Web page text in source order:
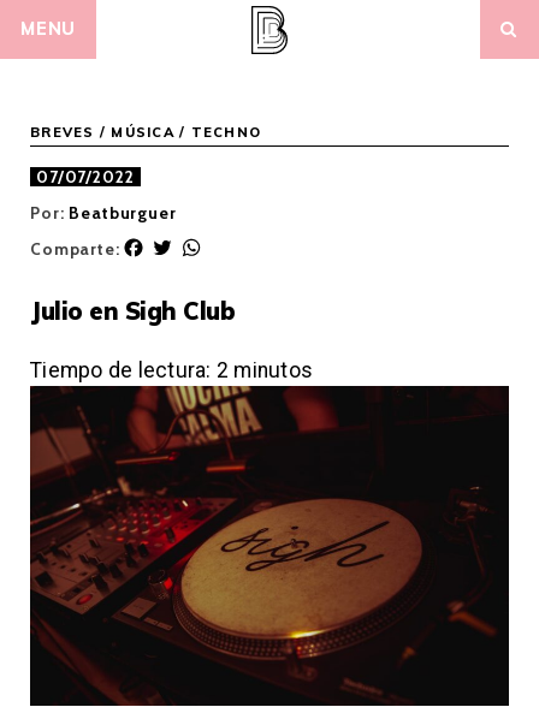
MENU
BREVES / MÚSICA / TECHNO
07/07/2022
Por: Beatburguer
Comparte:
F
e
o
o
k
T
t
e
r
t
A
p
p
Julio en Sigh Club
Tiempo de lectura: 2 minutos